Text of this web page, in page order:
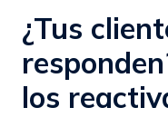
¿Tus
los